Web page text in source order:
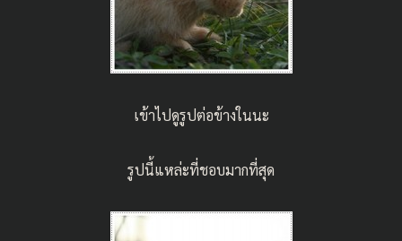
เข้าไปดูรูปต่อข้างในนะ
รูปนี้แหล่ะที่ชอบมากที่สุด